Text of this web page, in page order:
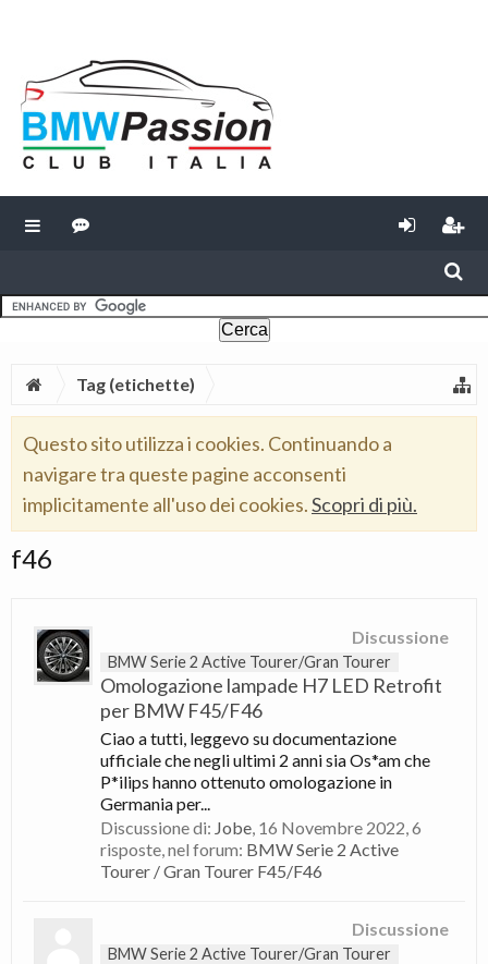
Tag (etichette)
Questo sito utilizza i cookies. Continuando a
navigare tra queste pagine acconsenti
implicitamente all'uso dei cookies.Scopri di più.
f46
Discussione
BMW Serie 2 Active Tourer/Gran Tourer
Omologazione lampade H7 LED Retrofit
per BMW F45/F46
Ciao a tutti, leggevo su documentazione
ufficiale che negli ultimi 2 anni sia Os*am che
P*ilips hanno ottenuto omologazione in
Germania per...
Discussione di: Jobe, 16 Novembre 2022, 6
risposte, nel forum: BMW Serie 2 Active
Tourer / Gran Tourer F45/F46
Discussione
BMW Serie 2 Active Tourer/Gran Tourer